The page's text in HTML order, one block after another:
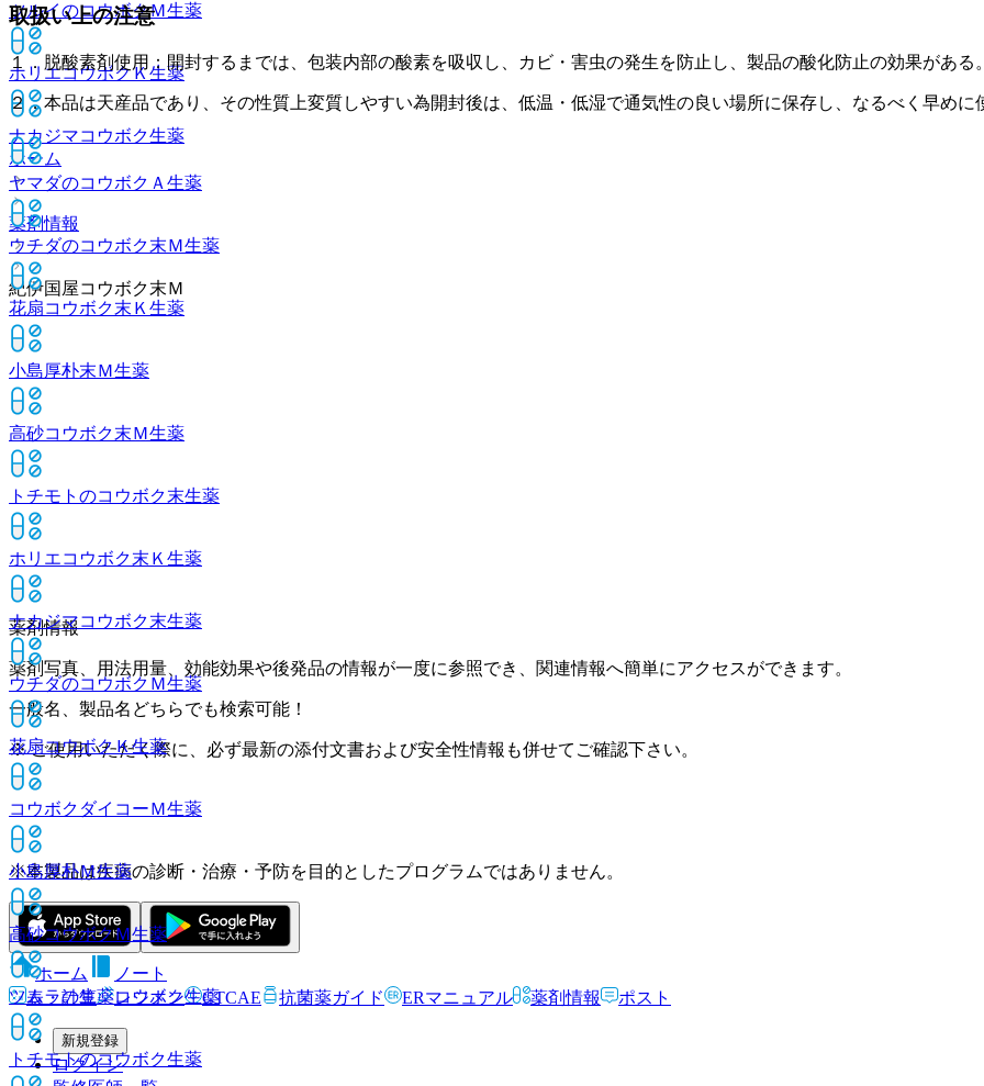
ツルイのコウボクＭ生薬
ホリエコウボクＫ生薬
ナカジマコウボク生薬
ホーム
薬剤情報
紀伊国屋コウボク末Ｍ
取扱い上の注意
１．脱酸素剤使用：開封するまでは、包装内部の酸素を吸収し、カビ・害虫の発生を防止し、製品の酸化防止の効果がある
２．本品は天産品であり、その性質上変質しやすい為開封後は、低温・低湿で通気性の良い場所に保存し、なるべく早めに
ヤマダのコウボクＡ 生薬
ウチダのコウボク末Ｍ生薬
花扇コウボク末Ｋ 生薬
小島厚朴末Ｍ生薬
高砂コウボク末Ｍ生薬
トチモトのコウボク末生薬
ホリエコウボク末Ｋ 生薬
ナカジマコウボク末生薬
ウチダのコウボクＭ生薬
花扇コウボクＫ生薬
コウボクダイコーＭ生薬
小島厚朴Ｍ生薬
高砂コウボクＭ生薬
ツムラの生薬コウボク生薬
トチモトのコウボク生薬
薬剤情報
薬剤写真、用法用量、効能効果や後発品の情報が一度に参照でき、関連情報へ簡単にアクセスができます。
一般名、製品名どちらでも検索可能！
※ ご使用いただく際に、必ず最新の添付文書および安全性情報も併せてご確認下さい。
※本製品は疾病の診断・治療・予防を目的としたプログラムではありません。
ホーム
ノート
表・計算
レジメン CTCAE 抗菌薬ガイド ERマニュアル 薬剤情報 ポスト
新規登録
ログイン